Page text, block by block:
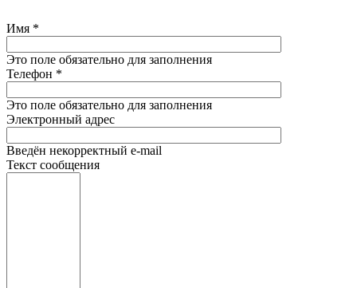
Имя *
Это поле обязательно для заполнения
Телефон *
Это поле обязательно для заполнения
Электронный адрес
Введён некорректный e-mail
Текст сообщения